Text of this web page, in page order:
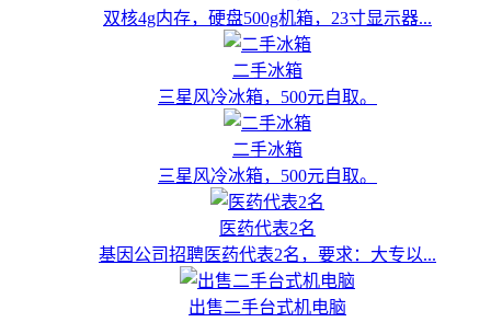
双核4g内存，硬盘500g机箱，23寸显示器...
二手冰箱
三星风冷冰箱，500元自取。
二手冰箱
三星风冷冰箱，500元自取。
医药代表2名
基因公司招聘医药代表2名，要求：大专以...
出售二手台式机电脑